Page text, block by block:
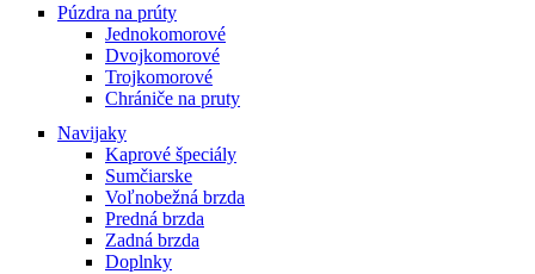
Púzdra na prúty
Jednokomorové
Dvojkomorové
Trojkomorové
Chrániče na pruty
Navijaky
Kaprové špeciály
Sumčiarske
Voľnobežná brzda
Predná brzda
Zadná brzda
Doplnky